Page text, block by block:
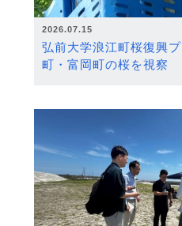
2026.07.15
弘前大学浪江町桜復興
町・富岡町の桜を視察